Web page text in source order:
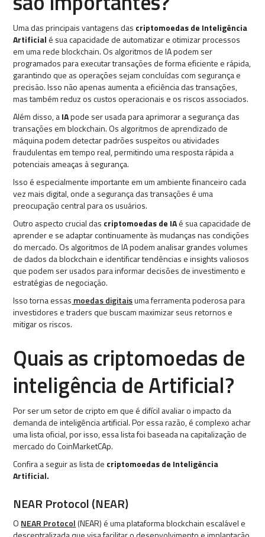
Uma das principais vantagens das criptomoedas de Inteligência
Artificial é sua capacidade de automatizar e otimizar processos
em uma rede blockchain. Os algoritmos de IA podem ser
programados para executar transações de forma eficiente e rápida,
garantindo que as operações sejam concluídas com segurança e
precisão. Isso não apenas aumenta a eficiência das transações,
mas também reduz os custos operacionais e os riscos associados.
Além disso, aIApode ser usada para aprimorar a segurança das
transações em blockchain. Os algoritmos de aprendizado de
máquina podem detectar padrões suspeitos ou atividades
fraudulentas em tempo real, permitindo uma resposta rápida a
potenciais ameaças à segurança.
Isso é especialmente importante em um ambiente financeiro cada
vez mais digital, onde a segurança das transações é uma
preocupação central para os usuários.
Outro aspecto crucial das criptomoedas de IAé sua capacidade de
aprender e se adaptar continuamente às mudanças nas condições
do mercado. Os algoritmos de IA podem analisar grandes volumes
de dados da blockchain e identificar tendências e insights valiosos
que podem ser usados para informar decisões de investimento e
estratégias de negociação.
Isso torna essas moedas digitaisuma ferramenta poderosa para
investidores e traders que buscam maximizar seus retornos e
mitigar os riscos.
Quais as criptomoedas de
inteligência de Artificial?
Por ser um setor de cripto em que é difícil avaliar o impacto da
demanda de inteligência artificial. Por essa razão, é complexo achar
uma lista oficial, por isso, essa lista foi baseada na capitalização de
mercado do CoinMarketCAp.
Confira a seguir as lista de criptomoedas de Inteligência
Artificial.
NEAR Protocol (NEAR)
O NEAR Protocol (NEAR) é uma plataforma blockchain escalável e